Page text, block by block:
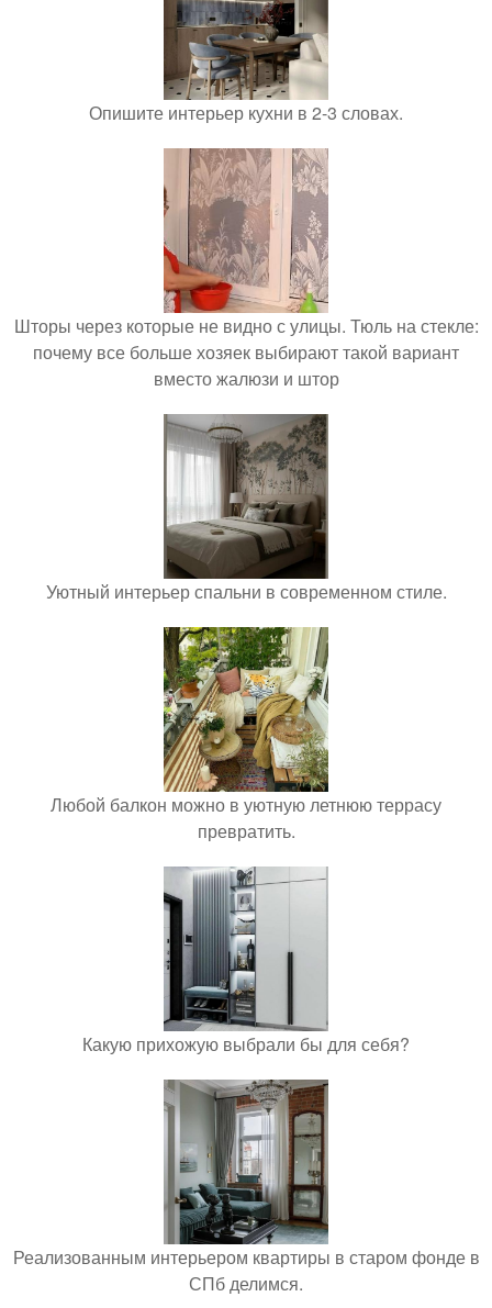
Опишите интерьер кухни в 2-3 словах.
Шторы через которые не видно с улицы. Тюль на стекле:
почему все больше хозяек выбирают такой вариант
вместо жалюзи и штор
Уютный интерьер спальни в современном стиле.
Любой балкон можно в уютную летнюю террасу
превратить.
Какую прихожую выбрали бы для себя?
Реализованным интерьером квартиры в старом фонде в
СПб делимся.